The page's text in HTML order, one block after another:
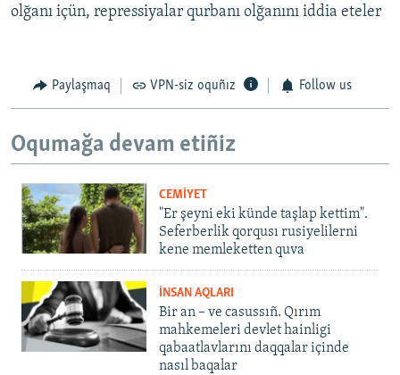
olğanı içün, repressiyalar qurbanı olğanını iddia eteler
Paylaşmaq VPN-siz oquñız Follow us
Oqumağa devam etiñiz
CEMİYET
"Er şeyni eki künde taşlap kettim".
Seferberlik qorqusı rusiyelilerni
kene memleketten quva
İNSAN AQLARI
Bir an – ve casussıñ. Qırım
mahkemeleri devlet hainligi
qabaatlavlarını daqqalar içinde
nasıl baqalar